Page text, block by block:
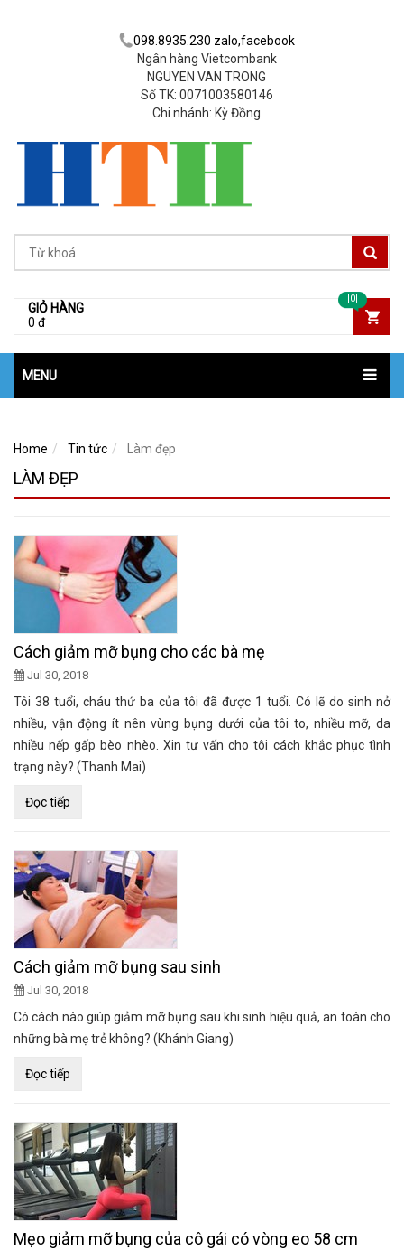
098.8935.230 zalo,facebook
Ngân hàng Vietcombank
NGUYEN VAN TRONG
Số TK: 0071003580146
Chi nhánh: Kỳ Đồng
GIỎ HÀNG
0 đ
[0]
MENU
Home Tin tức Làm đẹp
LÀM ĐẸP
Cách giảm mỡ bụng cho các bà mẹ
Jul 30, 2018
Tôi 38 tuổi, cháu thứ ba của tôi đã được 1 tuổi. Có lẽ do sinh nở
nhiều, vận động ít nên vùng bụng dưới của tôi to, nhiều mỡ, da
nhiều nếp gấp bèo nhèo. Xin tư vấn cho tôi cách khắc phục tình
trạng này? (Thanh Mai)
Đọc tiếp
Cách giảm mỡ bụng sau sinh
Jul 30, 2018
Có cách nào giúp giảm mỡ bụng sau khi sinh hiệu quả, an toàn cho
những bà mẹ trẻ không? (Khánh Giang)
Đọc tiếp
Mẹo giảm mỡ bụng của cô gái có vòng eo 58 cm